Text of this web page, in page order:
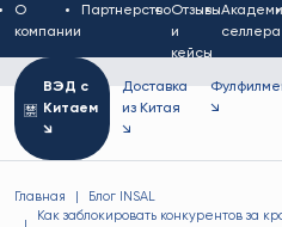
О
компании
ПартнерствоОтзывы
и
кейсы
селлера
ВЭД с
Китаем
↘
Доставка
из Китая
↘
↘
Главная
Блог INSAL
Как заблокировать конкурентов за